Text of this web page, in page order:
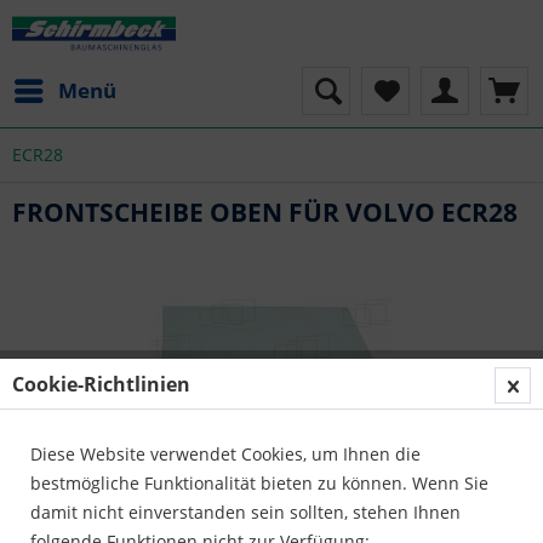
Menü
ECR28
FRONTSCHEIBE OBEN FÜR VOLVO ECR28
Cookie-Richtlinien
Diese Website verwendet Cookies, um Ihnen die
bestmögliche Funktionalität bieten zu können. Wenn Sie
damit nicht einverstanden sein sollten, stehen Ihnen